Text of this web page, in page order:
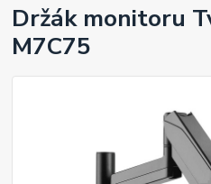
Držák monitoru
M7C75